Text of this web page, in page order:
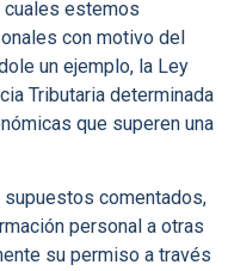
estemos
con motivo del
un ejemplo, la Ley
Tributaria determinada
que superen una
supuestos comentados,
personal a otras
su permiso a través